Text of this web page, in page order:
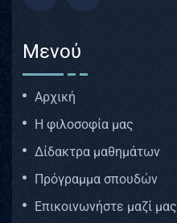
Μενού
Αρχική
Η φιλοσοφία μας
Δίδακτρα μαθημάτων
Πρόγραμμα σπουδών
Επικοινωνήστε μαζί μας